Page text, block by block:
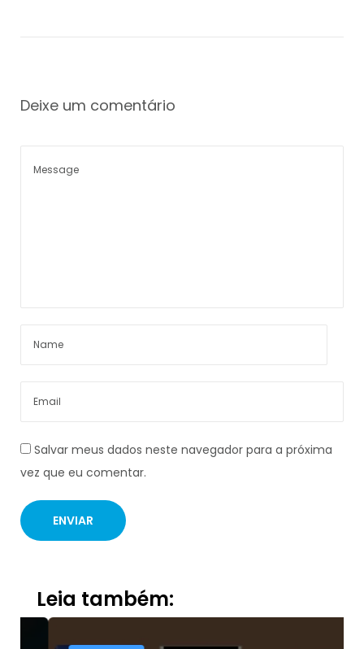
Deixe um comentário
Salvar meus dados neste navegador para a próxima
vez que eu comentar.
Leia também: